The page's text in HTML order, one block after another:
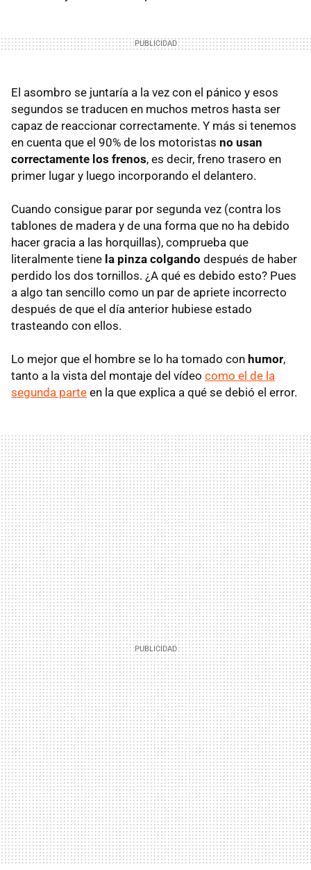
El asombro se juntaría a la vez con el pánico y esos
segundos se traducen en muchos metros hasta ser
capaz de reaccionar correctamente. Y más si tenemos
en cuenta que el 90% de los motoristas no usan
correctamente los frenos, es decir, freno trasero en
primer lugar y luego incorporando el delantero.
Cuando consigue parar por segunda vez (contra los
tablones de madera y de una forma que no ha debido
hacer gracia a las horquillas), comprueba que
literalmente tiene la pinza colgando después de haber
perdido los dos tornillos. ¿A qué es debido esto? Pues
a algo tan sencillo como un par de apriete incorrecto
después de que el día anterior hubiese estado
trasteando con ellos.
Lo mejor que el hombre se lo ha tomado con humor,
tanto a la vista del montaje del vídeo como el de la
segunda parte en la que explica a qué se debió el error.